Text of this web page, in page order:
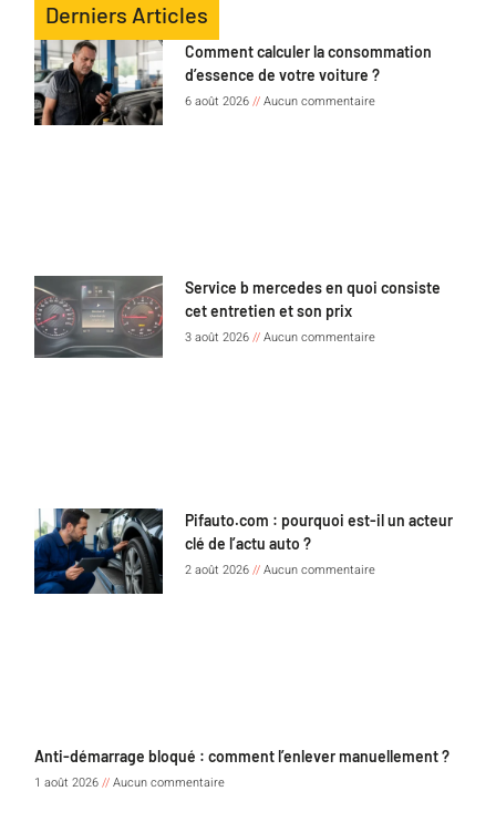
Derniers Articles
Comment calculer la consommation
d’essence de votre voiture ?
6 août 2026 Aucun commentaire
Service b mercedes en quoi consiste
cet entretien et son prix
3 août 2026 Aucun commentaire
Pifauto.com : pourquoi est-il un acteur
clé de l’actu auto ?
2 août 2026 Aucun commentaire
Anti-démarrage bloqué : comment l’enlever manuellement ?
1 août 2026
Aucun commentaire